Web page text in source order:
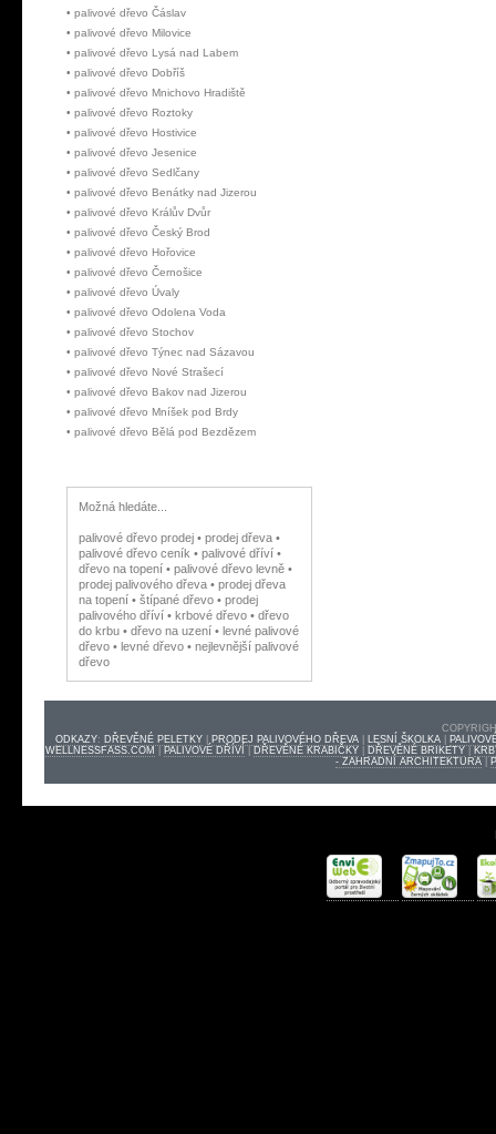
• palivové dřevo Čáslav
• palivové dřevo Milovice
• palivové dřevo Lysá nad Labem
• palivové dřevo Dobříš
• palivové dřevo Mnichovo Hradiště
• palivové dřevo Roztoky
• palivové dřevo Hostivice
• palivové dřevo Jesenice
• palivové dřevo Sedlčany
• palivové dřevo Benátky nad Jizerou
• palivové dřevo Králův Dvůr
• palivové dřevo Český Brod
• palivové dřevo Hořovice
• palivové dřevo Černošice
• palivové dřevo Úvaly
• palivové dřevo Odolena Voda
• palivové dřevo Stochov
• palivové dřevo Týnec nad Sázavou
• palivové dřevo Nové Strašecí
• palivové dřevo Bakov nad Jizerou
• palivové dřevo Mníšek pod Brdy
• palivové dřevo Bělá pod Bezdězem
Možná hledáte...
palivové dřevo prodej • prodej dřeva •
palivové dřevo ceník • palivové dříví •
dřevo na topení • palivové dřevo levně •
prodej palivového dřeva • prodej dřeva
na topení • štípané dřevo • prodej
palivového dříví • krbové dřevo • dřevo
do krbu • dřevo na uzení • levné palivové
dřevo • levné dřevo • nejlevnější palivové
dřevo
ODKAZY: DŘEVĚNÉ PELETKY PRODEJ PALIVOVÉHO DŘEVA LESNÍ ŠKOLKA
WELLNESSFASS.COM
PALIVOVÉ DŘÍVÍ DŘEVĚNÉ KRABIČKY DŘEVĚNÉ BRIKETY
- ZAHRADNÍ ARCHITEKTURA